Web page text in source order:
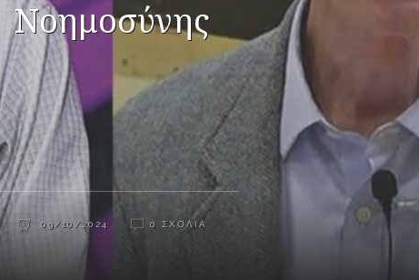
Νοημοσύνης
09/10/2024 0 ΣΧΌΛΙΑ